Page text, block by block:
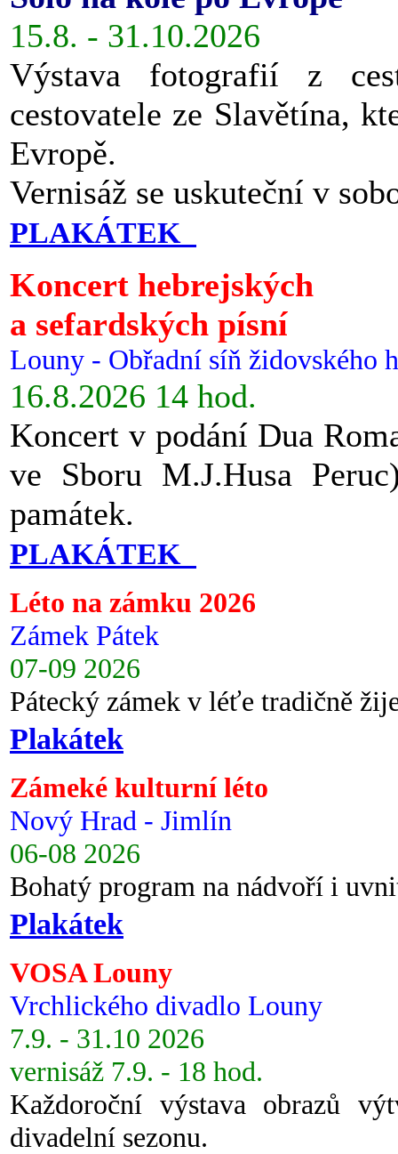
15.8. - 31.10.2026
Výstava fotografií z
cestovatele ze Slavětína,
Evropě.
Vernisáž se uskuteční v
PLAKÁTEK
Koncert hebrejských
a sefardských písní
Louny - Obřadní síň židovského
16.8.2026 14 hod.
Koncert v podání Dua
ve Sboru M.J.Husa
památek.
PLAKÁTEK
Léto na zámku 2026
Zámek Pátek
07-09 2026
Pátecký zámek v léťe tradičně
Plakátek
Zámeké kulturní léto
Nový Hrad - Jimlín
06-08 2026
Bohatý program na nádvoří i
Plakátek
VOSA Louny
Vrchlického divadlo Louny
7.9. - 31.10 2026
vernisáž 7.9. - 18 hod.
Každoroční výstava obrazů
divadelní sezonu.